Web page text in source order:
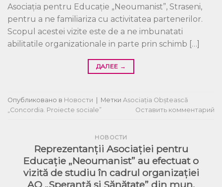
Asociația pentru Educație „Neoumanist”, Straseni,
pentru a ne familiariza cu activitatea partenerilor.
Scopul acestei vizite este de a ne imbunatati
abilitatile organizationale in parte prin schimb […]
ДАЛЕЕ →
Опубликовано в Новости Метки Asociația Obștească
„Concordia. Proiecte sociale”
Оставить комментарий
НОВОСТИ
Reprezentanții Asociației pentru
Educație „Neoumanist” au efectuat o
vizită de studiu în cadrul organizației